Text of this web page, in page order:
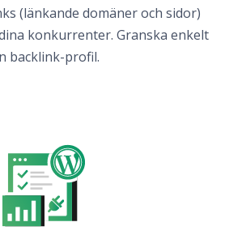
(länkande domäner och sidor)
konkurrenter. Granska enkelt
backlink-profil.